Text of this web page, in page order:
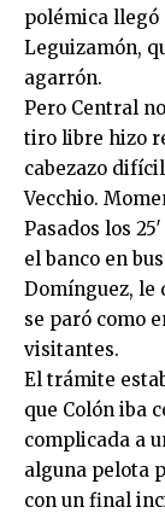
polémica llegó
Leguizamón,
agarrón.
Pero Central
tiro libre hizo
cabezazo
Vecchio.
Pasados los
el banco en
Domínguez, le
se paró como
visitantes.
El trámite
que Colón iba
complicada a
alguna pelota
con un final